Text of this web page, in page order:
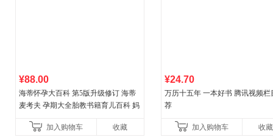
¥88.00
海蒂怀孕大百科 第5版升级修订 海蒂
麦考夫 孕期大全胎教书籍育儿百科 妈
健养生百科读物当
加入购物车 收藏
¥24.70
万历十五年 一本好书 腾讯视频栏
荐
加入购物车 收藏